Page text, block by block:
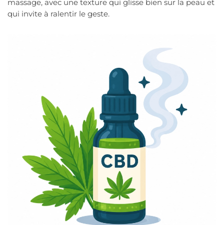
massage, avec une texture qui glisse bien sur la peau et
qui invite à ralentir le geste.